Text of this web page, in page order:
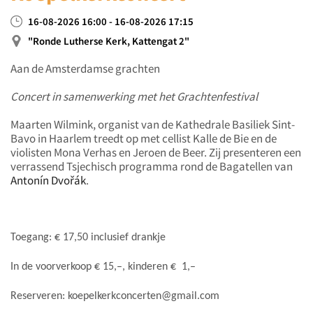
16-08-2026 16:00 - 16-08-2026 17:15
"Ronde Lutherse Kerk, Kattengat 2"
Aan de Amsterdamse grachten
Concert in samenwerking met het Grachtenfestival
Maarten Wilmink, organist van de Kathedrale Basiliek Sint-
Bavo in Haarlem treedt op met cellist Kalle de Bie en de
violisten Mona Verhas en Jeroen de Beer. Zij presenteren een
verrassend Tsjechisch programma rond de Bagatellen van
Antonín Dvořák.
Toegang: € 17,50 inclusief drankje
In de voorverkoop € 15,–, kinderen € 1,–
Reserveren: koepelkerkconcerten@gmail.com